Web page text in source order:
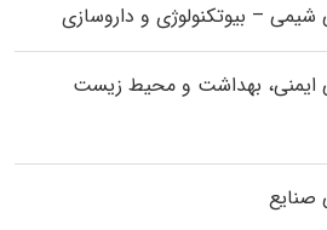
– بیوتکنولوژی و داروسازی
ایمنی، بهداشت و محیط زیست
صنایع